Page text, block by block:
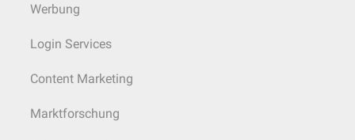
Werbung
Login Services
Content Marketing
Marktforschung